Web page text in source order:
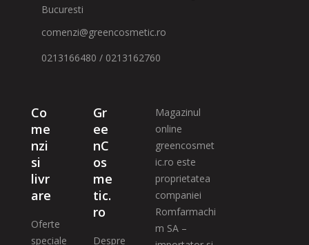
Bucuresti
comenzi@greencosmetic.ro
0213166480 / 0213162760
Co
me
nzi
si
livr
are
Oferte
speciale
Gr
ee
nC
os
me
tic.
ro
Despre
Magazinul
online
greencosmet
ic.ro este
proprietatea
companiei
Romfarmachi
m SA –